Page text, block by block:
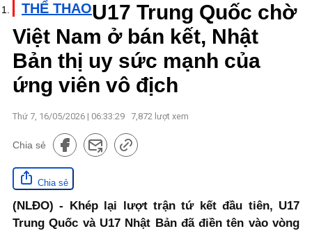
THỂ THAOU17 Trung Quốc chờ
Việt Nam ở bán kết, Nhật
Bản thị uy sức mạnh của
ứng viên vô địch
Thứ 7, 16/05/2026 | 06:33:29 7,872 lượt xem
Chia sẻ
Chia sẻ
(NLĐO) - Khép lại lượt trận tứ kết đầu tiên, U17
Trung Quốc và U17 Nhật Bản đã điền tên vào vòng